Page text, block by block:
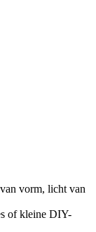
vorm, licht van
of kleine DIY-